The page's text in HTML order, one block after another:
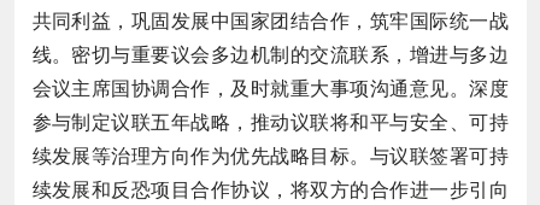
共同利益，巩固发展中国家团结合作，筑牢国际统一战
线。密切与重要议会多边机制的交流联系，增进与多边
会议主席国协调合作，及时就重大事项沟通意见。深度
参与制定议联五年战略，推动议联将和平与安全、可持
续发展等治理方向作为优先战略目标。与议联签署可持
续发展和反恐项目合作协议，将双方的合作进一步引向